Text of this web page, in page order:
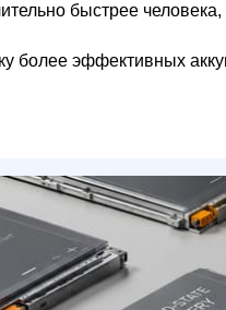
быстрее
более эффективных